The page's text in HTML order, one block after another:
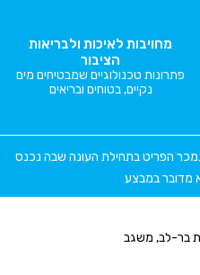
מחויבות לאיכות ולבריאות
הציבור
פתרונות טכנולוגיים שמבטיחים מים
נקיים, בטוחים ובריאים
הפריט בתחילת העונה שבה נכנס
מדובר במבצע